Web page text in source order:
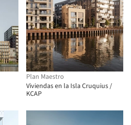
Plan Maestro
Viviendas en la Isla Cruquius /
KCAP